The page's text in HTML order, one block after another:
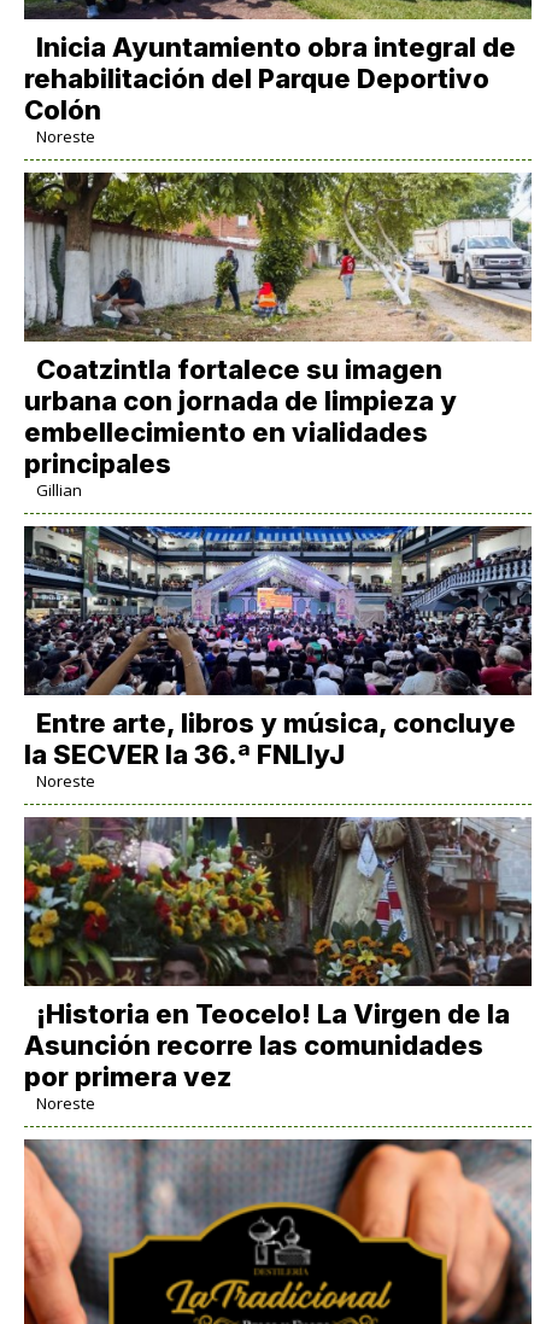
Inicia Ayuntamiento obra integral de
rehabilitación del Parque Deportivo
Colón
Noreste
Coatzintla fortalece su imagen
urbana con jornada de limpieza y
embellecimiento en vialidades
principales
Gillian
Entre arte, libros y música, concluye
la SECVER la 36.ª FNLIyJ
Noreste
​¡Historia en Teocelo! La Virgen de la
Asunción recorre las comunidades
por primera vez
Noreste